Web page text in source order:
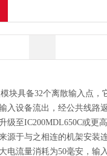
块具备32个离散输入点
入设备流出，经公共线路
级至IC200MDL650C或更高
源于与之相连的机架安装
电流量消耗为50毫安，输